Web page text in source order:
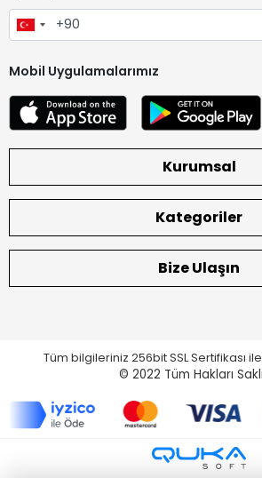
Mobil Uygulamalarımız
Kurumsal
Kategoriler
Bize Ulaşın
Tüm bilgileriniz 256bit SSL Sertifikası
© 2022 Tüm Hakları